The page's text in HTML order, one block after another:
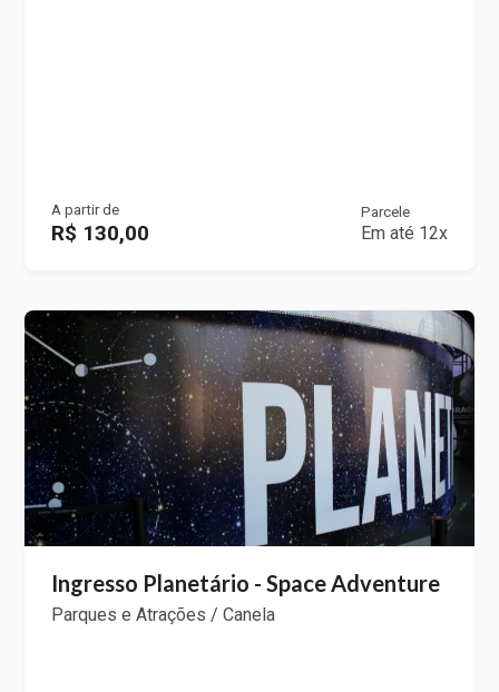
A partir de
R$ 130,00
Parcele
Em até 12x
Ingresso Planetário - Space Adventure
Parques e Atrações / Canela